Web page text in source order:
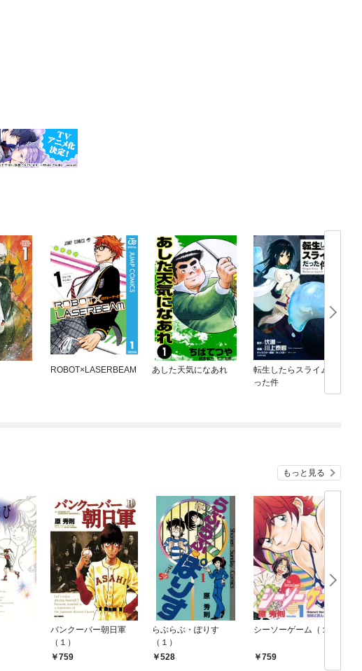
ROBOT×LASERBEAM あした天気になあれ
転生したらスライムだ
った件
もっと見る
バンクーバー朝日軍
（１）
759
らぶらぶ・ぽりす
（１）
528
シーソーゲーム（１）
759